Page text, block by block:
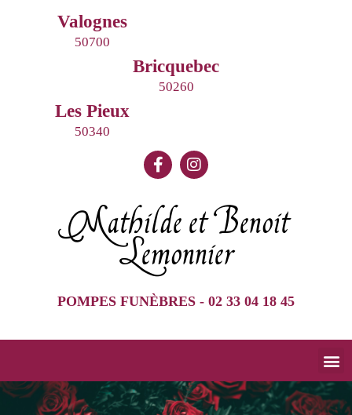
Valognes
50700
Bricquebec
50260
Les Pieux
50340
Mathilde et Benoit
Lemonnier
POMPES FUNÈBRES - 02 33 04 18 45